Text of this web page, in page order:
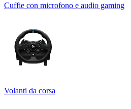
Cuffie con microfono e audio gaming
Volanti da corsa